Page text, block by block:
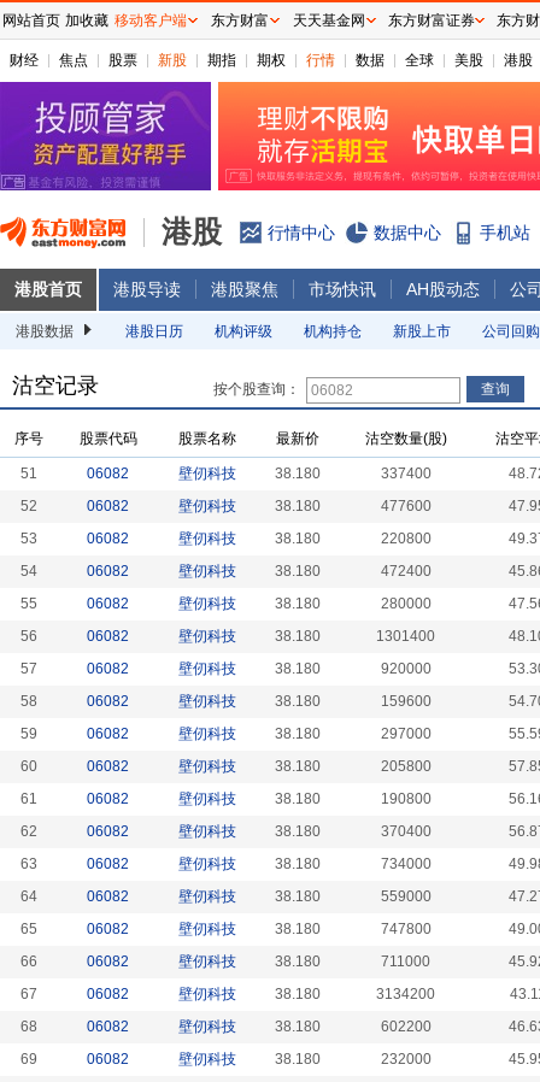
财经 焦点 股票 新股 期指 期权 行情 数据 全球 美股 港股
港股 行情中心 数据中心 手机站
港股首页 港股导读 港股聚焦 市场快讯 AH股动态 公
港股数据 港股日历 机构评级 机构持仓 新股上市 公司回购
沽空记录 按个股查询：
序号 股票代码 股票名称 最新价 沽空数量(股) 沽空
51 06082 壁仞科技 38.180 337400
52
06082 壁仞科技 38.180 477600
53
06082 壁仞科技 38.180 220800
54
06082 壁仞科技 38.180 472400
55
06082 壁仞科技 38.180 280000
56
06082 壁仞科技 38.180 1301400
57
06082 壁仞科技 38.180 920000
58
06082 壁仞科技 38.180 159600
59
06082 壁仞科技 38.180 297000
60
06082 壁仞科技 38.180 205800
61
06082 壁仞科技 38.180 190800
62
06082 壁仞科技 38.180 370400
63
06082 壁仞科技 38.180 734000
64
06082 壁仞科技 38.180 559000
65
06082 壁仞科技 38.180 747800
66
06082 壁仞科技 38.180 711000
67
06082 壁仞科技 38.180 3134200
68
06082 壁仞科技 38.180 602200
69
06082 壁仞科技 38.180 232000
网站首页 加收藏 移动客户端 东方财富 天天基金网 东方财富证券 东方